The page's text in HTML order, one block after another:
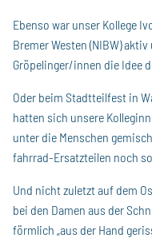
Ebenso war unser Kollege
Bremer Westen (NIBW)
Gröpelinger/innen die Idee
Oder beim Stadtteilfest in
hatten sich unsere
unter die Menschen
fahrrad-Ersatzteilen noch
Und nicht zuletzt auf dem
bei den Damen aus der
förmlich „aus der Hand